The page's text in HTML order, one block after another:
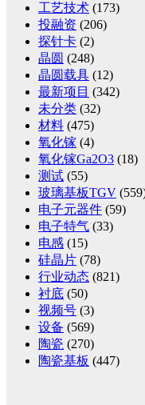
工艺技术 (173)
投融资 (206)
探针卡 (2)
晶圆 (248)
晶圆载具 (12)
最新项目 (342)
未分类 (32)
材料 (475)
氧化镓 (4)
氧化镓Ga2O3 (18)
测试 (55)
玻璃基板TGV
电子元器件 (59)
电子特气 (33)
电感 (15)
硅晶片 (78)
行业动态 (821)
衬底 (50)
视频号 (3)
设备 (569)
陶瓷 (270)
陶瓷基板 (447)